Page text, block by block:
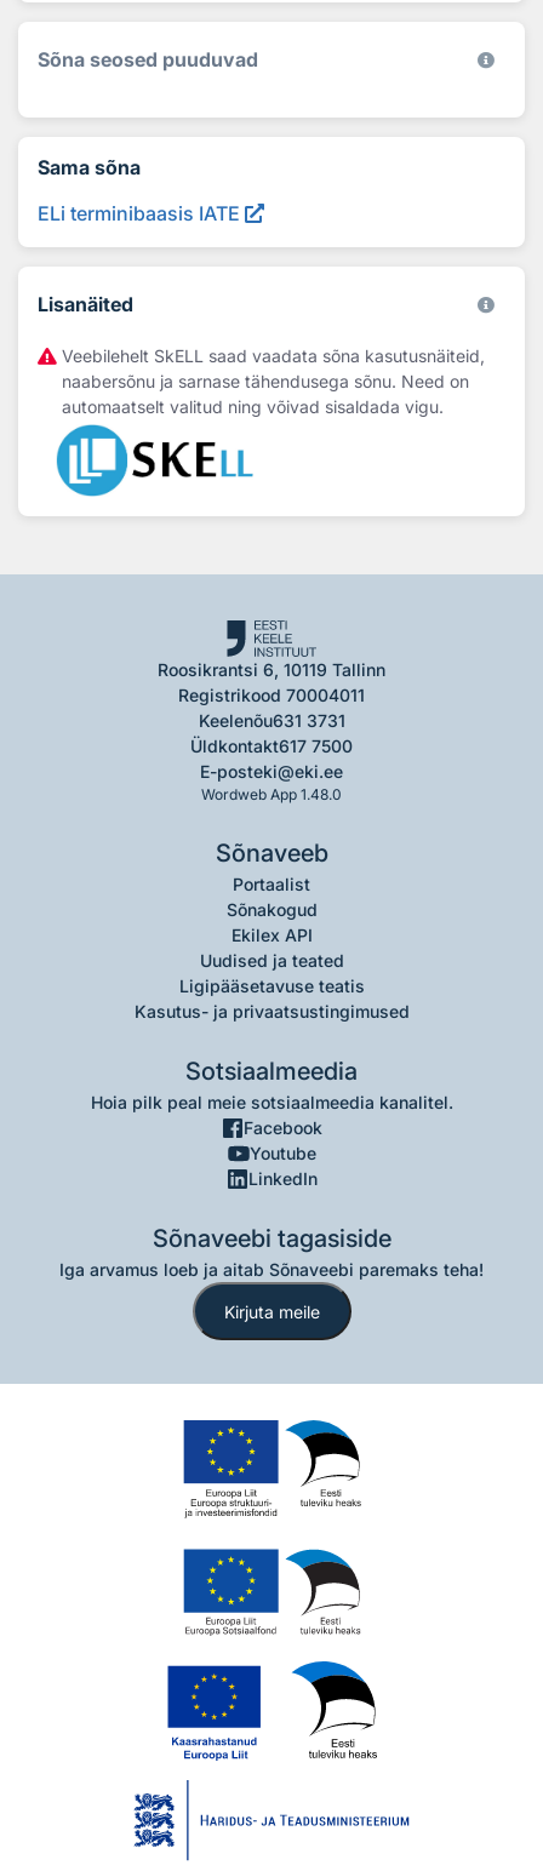
Sõna seosed puuduvad
Sama sõna
ELi terminibaasis IATE
Lisanäited
Veebilehelt SkELL saad vaadata sõna kasutusnäiteid,
naabersõnu ja sarnase tähendusega sõnu. Need on
automaatselt valitud ning võivad sisaldada vigu.
Roosikrantsi 6, 10119 Tallinn
Registrikood 70004011
Keelenõu631 3731
Üldkontakt617 7500
E-posteki@eki.ee
Wordweb App 1.48.0
Sõnaveeb
Portaalist
Sõnakogud
Ekilex API
Uudised ja teated
Ligipääsetavuse teatis
Kasutus- ja privaatsustingimused
Sotsiaalmeedia
Hoia pilk peal meie sotsiaalmeedia kanalitel.
Facebook
Youtube
LinkedIn
Sõnaveebi tagasiside
Iga arvamus loeb ja aitab Sõnaveebi paremaks teha!
Kirjuta meile